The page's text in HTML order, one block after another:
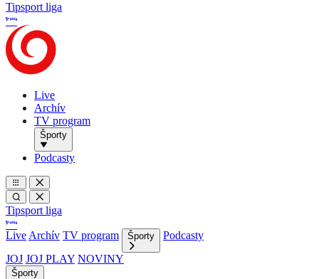
Tipsport liga
Live
Archív
TV program
Športy
Podcasty
Tipsport liga
Live Archív TV program Športy
Podcasty
JOJ JOJ PLAY NOVINY
Športy